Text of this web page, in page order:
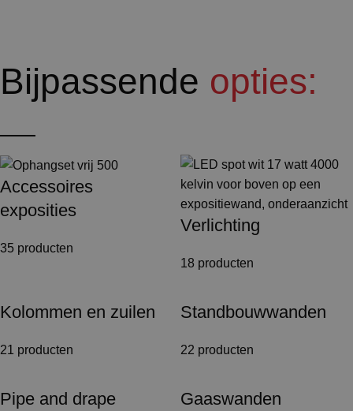
Bijpassende opties:
Accessoires
exposities
35 producten
Verlichting
18 producten
Kolommen en zuilen
21 producten
Standbouwwanden
22 producten
Pipe and drape
Gaaswanden